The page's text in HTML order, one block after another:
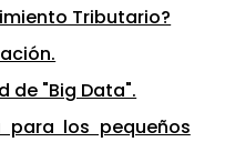
Tributario?
de "Big Data".
los pequeños